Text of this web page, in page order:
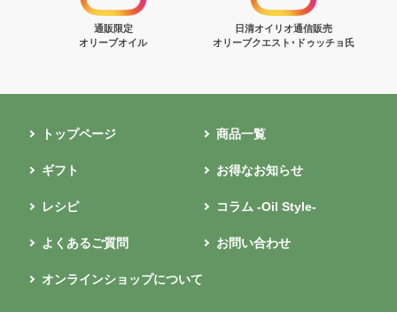
通販限定
オリーブオイル
日清オイリオ通信販売
オリーブクエスト･ドゥッチョ氏
トップページ 商品一覧
ギフト お得なお知らせ
レシピ コラム -Oil Style-
よくあるご質問 お問い合わせ
オンラインショップについて